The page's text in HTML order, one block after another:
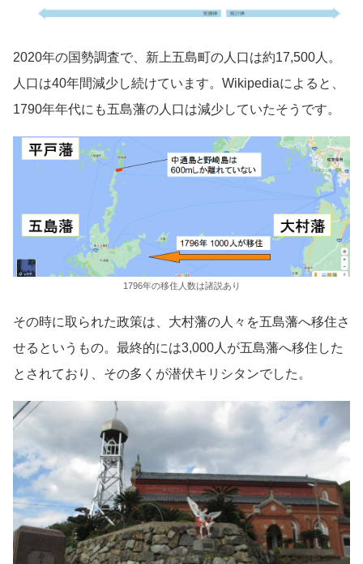
2020年の国勢調査で、新上五島町の人口は約17,500人。
人口は40年間減少し続けています。Wikipediaによると、
1790年年代にも五島藩の人口は減少していたそうです。
1796年の移住人数は諸説あり
その時に取られた政策は、大村藩の人々を五島藩へ移住さ
せるというもの。最終的には3,000人が五島藩へ移住した
とされており、その多くが潜伏キリシタンでした。